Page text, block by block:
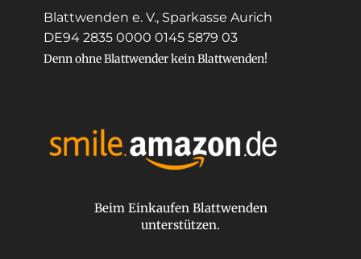
Blattwenden e. V., Sparkasse Aurich
DE94 2835 0000 0145 5879 03
Denn ohne Blattwender kein Blattwenden!
Beim Einkaufen Blattwenden
unterstützen.